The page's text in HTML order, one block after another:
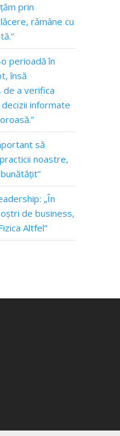
prin
rămâne cu
perioadă în
însă
de a verifica
informate
să
noastre,
„În
de business,
Altfel”